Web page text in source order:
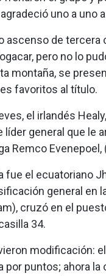
uno a uno
de tercera
pero no lo
montaña, se
favoritos al título.
el irlandés
general que le
Remco Evenepoel,
el ecuatoriano
general en
cruzó en el
34.
modificación:
puntos; ahora la